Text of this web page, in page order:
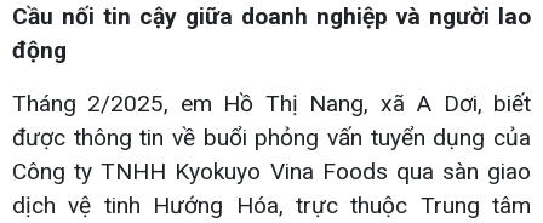
Cầu nối tin cậy giữa doanh nghiệp và người lao
động
Tháng 2/2025, em Hồ Thị Nang, xã A Dơi, biết
được thông tin về buổi phỏng vấn tuyển dụng của
Công ty TNHH Kyokuyo Vina Foods qua sàn giao
dịch vệ tinh Hướng Hóa, trực thuộc Trung tâm